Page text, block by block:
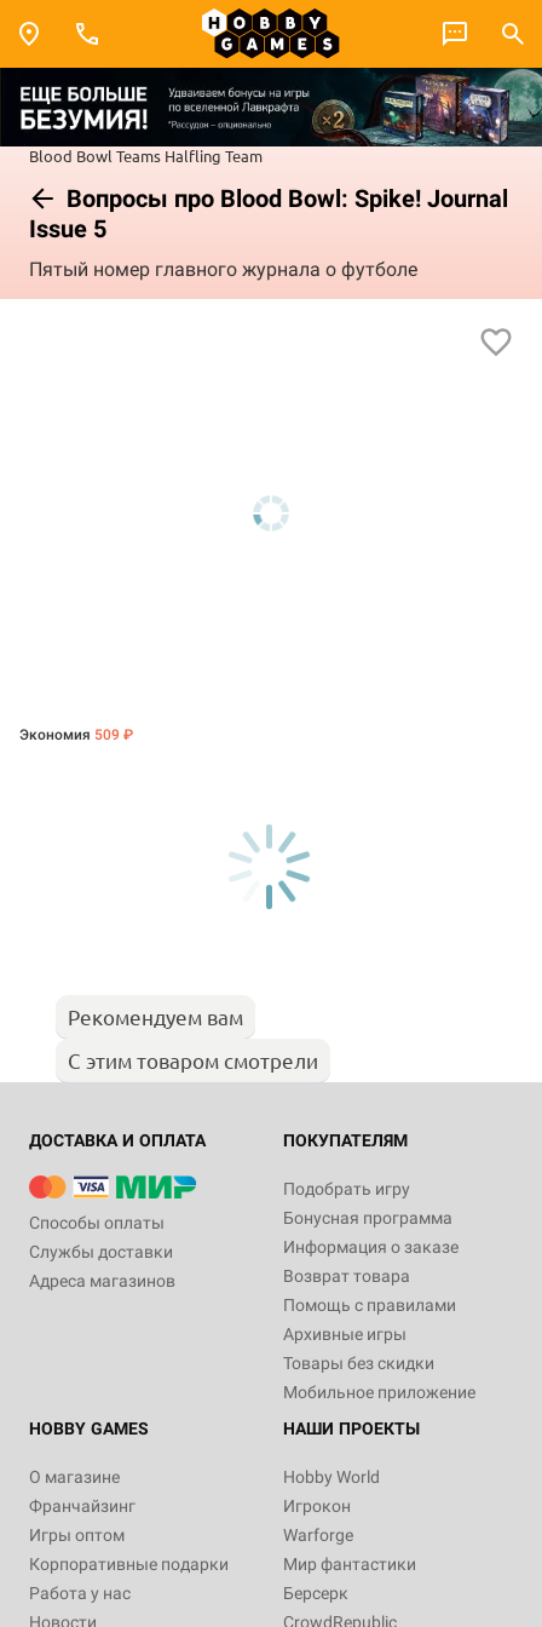
Blood Bowl Teams Halfling Team
Вопросы про Blood Bowl: Spike! Journal
Issue 5
Пятый номер главного журнала о футболе
Экономия 509 ₽
Рекомендуем вам
С этим товаром смотрели
ДОСТАВКА И ОПЛАТА
Способы оплаты
Службы доставки
Адреса магазинов
ПОКУПАТЕЛЯМ
Подобрать игру
Бонусная программа
Информация о заказе
Возврат товара
Помощь с правилами
Архивные игры
Товары без скидки
Мобильное приложение
HOBBY GAMES
О магазине
Франчайзинг
Игры оптом
Корпоративные подарки
Работа у нас
Новости
НАШИ ПРОЕКТЫ
Hobby World
Игрокон
Warforge
Мир фантастики
Берсерк
CrowdRepublic